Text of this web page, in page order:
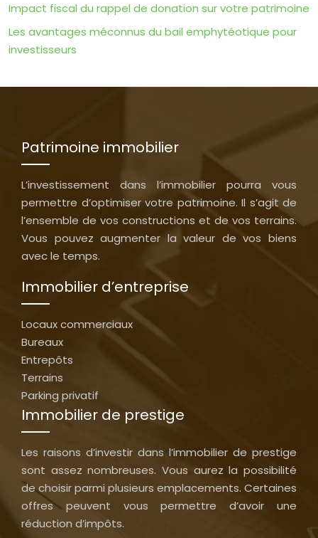
Impact fiscal du rappel de donation sur votre patrimoine
Les avantages méconnus du bail emphytéotique pour
investisseurs
Patrimoine immobilier
L’investissement dans l’immobilier pourra vous
permettre d’optimiser votre patrimoine. Il s’agit de
l’ensemble de vos constructions et de vos terrains.
Vous pouvez augmenter la valeur de vos biens
avec le temps.
Immobilier d’entreprise
Locaux commerciaux
Bureaux
Entrepôts
Terrains
Parking privatif
Immobilier de prestige
Les raisons d’investir dans l’immobilier de prestige
sont assez nombreuses. Vous aurez la possibilité
de choisir parmi plusieurs emplacements. Certaines
offres peuvent vous permettre d’avoir une
réduction d’impôts.